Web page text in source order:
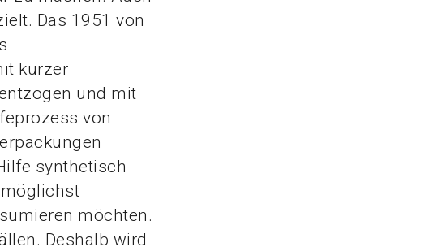
Das 1951 von
kurzer
und mit
von
synthetisch
möglichst
möchten.
Deshalb wird